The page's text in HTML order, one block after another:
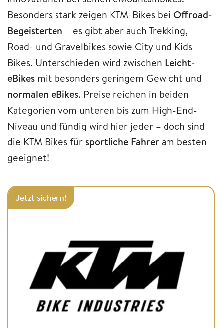
Besonders stark zeigen KTM-Bikes bei Offroad-
Begeisterten – es gibt aber auch Trekking,
Road- und Gravelbikes sowie City und Kids
Bikes. Unterschieden wird zwischen Leicht-
eBikes mit besonders geringem Gewicht und
normalen eBikes. Preise reichen in beiden
Kategorien vom unteren bis zum High-End-
Niveau und fündig wird hier jeder – doch sind
die KTM Bikesfür sportliche Fahrer am besten
geeignet!
Jetzt sichern!